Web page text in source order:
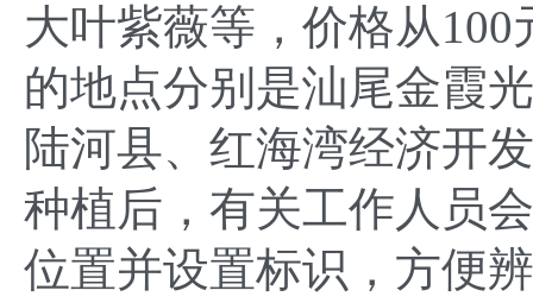
大叶紫薇等，价格从
的地点分别是汕尾金霞
陆河县、红海湾经济开
种植后，有关工作人员
位置并设置标识，方便